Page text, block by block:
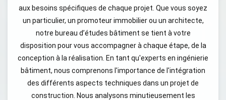
aux besoins spécifiques de chaque projet. Que vous soyez
un particulier, un promoteur immobilier ou un architecte,
notre bureau d’études bâtiment se tient à votre
disposition pour vous accompagner à chaque étape, de la
conception à la réalisation. En tant qu'experts en ingénierie
bâtiment, nous comprenons l'importance de l'intégration
des différents aspects techniques dans un projet de
construction. Nous analysons minutieusement les